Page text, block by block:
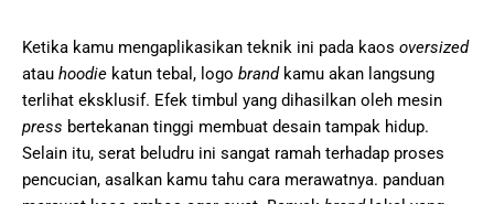
Ketika kamu mengaplikasikan teknik ini pada kaos oversized
atau hoodie katun tebal, logo brandkamu akan langsung
terlihat eksklusif. Efek timbul yang dihasilkan oleh mesin
press bertekanan tinggi membuat desain tampak hidup.
Selain itu, serat beludru ini sangat ramah terhadap proses
pencucian, asalkan kamu tahu cara merawatnya. panduan